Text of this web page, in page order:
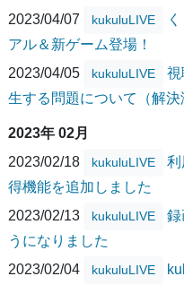
2023/04/07
kukuluLIVE
アル＆新ゲーム登場！
2023/04/05
kukuluLIVE
視
生する問題について（解決
2023年 02月
2023/02/18
kukuluLIVE
利
得機能を追加しました
2023/02/13
kukuluLIVE
録
うになりました
2023/02/04
kukuluLIVE